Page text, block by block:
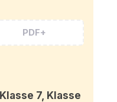
PDF+
7, Klasse